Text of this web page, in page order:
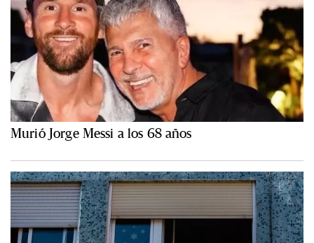
Murió Jorge Messi a los 68 años